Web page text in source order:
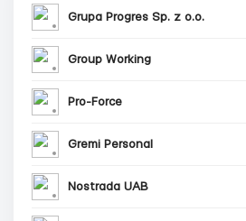
Grupa Progres Sp. z o.o.
Group Working
Pro-Force
Gremi Personal
Nostrada UAB